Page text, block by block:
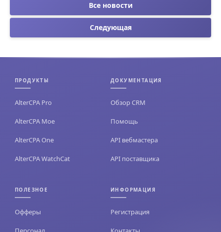
Все новости
Следующая
ПРОДУКТЫ
AlterCPA Pro
AlterCPA Moe
AlterCPA One
AlterCPA WatchCat
ДОКУМЕНТАЦИЯ
Обзор CRM
Помощь
API вебмастера
API поставщика
ПОЛЕЗНОЕ
Офферы
ИНФОРМАЦИЯ
Регистрация